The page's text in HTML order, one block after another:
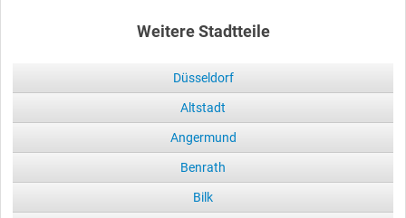
Weitere Stadtteile
Düsseldorf
Altstadt
Angermund
Benrath
Bilk